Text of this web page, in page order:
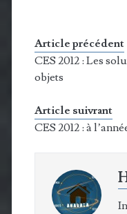
Article précédent
CES 2012 : Les
objets
Article suivrant
CES 2012 : à